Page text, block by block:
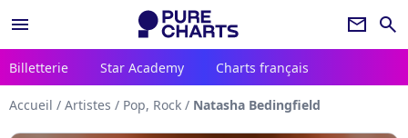
menu newsletter search
Billetterie Star Academy Charts français
Accueil / Artistes / Pop, Rock / Natasha Bedingfield